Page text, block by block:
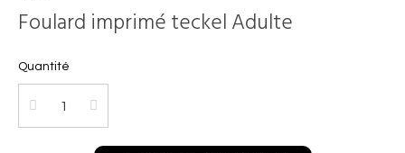
Foulard imprimé teckel Adulte
Quantité